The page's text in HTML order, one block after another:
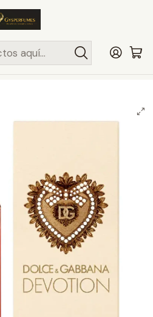
hasta las 13Hrs, valido solo en
..>>
DOLCE & GABBANA
MUJER
WOMAN 100ML EDP